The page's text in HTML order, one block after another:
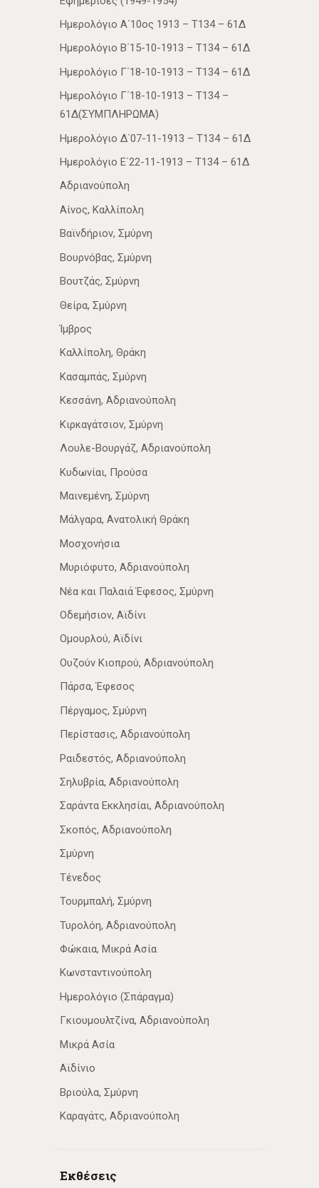
Ημερολόγιο Α΄10ος 1913 – Τ134 – 61Δ
Ημερολόγιο Β΄15-10-1913 – Τ134 – 61Δ
Ημερολόγιο Γ΄18-10-1913 – Τ134 – 61Δ
Ημερολόγιο Γ΄18-10-1913 – Τ134 –
61Δ(ΣΥΜΠΛΗΡΩΜΑ)
Ημερολόγιο Δ΄07-11-1913 – Τ134 – 61Δ
Ημερολόγιο Ε΄22-11-1913 – Τ134 – 61Δ
Αδριανούπολη
Αίνος, Καλλίπολη
Βαϊνδήριον, Σμύρνη
Βουρνόβας, Σμύρνη
Βουτζάς, Σμύρνη
Θείρα, Σμύρνη
Ίμβρος
Καλλίπολη, Θράκη
Κασαμπάς, Σμύρνη
Κεσσάνη, Αδριανούπολη
Κιρκαγάτσιον, Σμύρνη
Λουλε-Βουργάζ, Αδριανούπολη
Κυδωνίαι, Προύσα
Μαινεμένη, Σμύρνη
Μάλγαρα, Ανατολική Θράκη
Μοσχονήσια
Μυριόφυτο, Αδριανούπολη
Νέα­ και Παλαιά Έφεσος, Σμύρνη
Οδεμήσιον, Αϊδίνι
Ομουρλού, Αϊδίνι
Ουζούν Κιοπρού, Αδριανούπολη
Πάρσα, Έφεσος
Πέργαμος, Σμύρνη
Περίστασις, Αδριανούπολη
Ραιδεστός, Αδριανούπολη
Σηλυβρία, Αδριανούπολη
Σαράντα Εκκλησίαι, Αδριανούπολη
Σκοπός, Αδριανούπολη
Σμύρνη
Τένεδος
Τουρμπαλή, Σμύρνη
Τυρολόη, Αδριανούπολη
Φώκαια, Μικρά Ασία
Κωνσταντινούπολη
Ημερολόγιο (Σπάραγμα)
Γκιουμουλτζίνα, Αδριανούπολη
Μικρά Ασία
Αϊδίνιο
Βριούλα, Σμύρνη
Καραγάτς, Αδριανούπολη
Εκθέσεις